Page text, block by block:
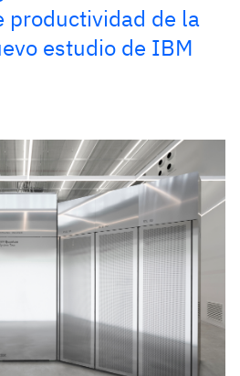
productividad de la
estudio de IBM